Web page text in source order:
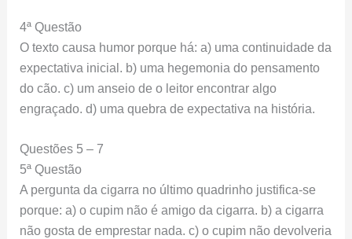
4ª Questão
O texto causa humor porque há: a) uma continuidade da
expectativa inicial. b) uma hegemonia do pensamento
do cão. c) um anseio de o leitor encontrar algo
engraçado. d) uma quebra de expectativa na história.
Questões 5 – 7
5ª Questão
A pergunta da cigarra no último quadrinho justifica-se
porque: a) o cupim não é amigo da cigarra. b) a cigarra
não gosta de emprestar nada. c) o cupim não devolveria